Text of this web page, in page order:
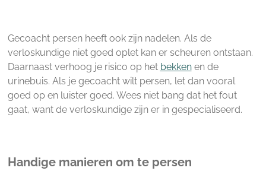
Gecoacht persen heeft ook zijn nadelen. Als de
verloskundige niet goed oplet kan er scheuren ontstaan.
Daarnaast verhoog je risico op het bekkenen de
urinebuis. Als je gecoacht wilt persen, let dan vooral
goed op en luister goed. Wees niet bang dat het fout
gaat, want de verloskundige zijn er in gespecialiseerd.
Handige manieren om te persen